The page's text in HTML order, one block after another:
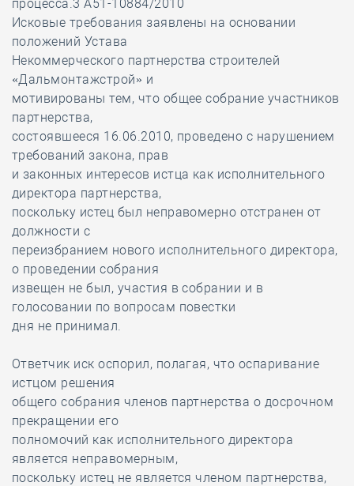
процесса.3 А51-10884/2010
Исковые требования заявлены на основании
положений Устава
Некоммерческого партнерства строителей
«Дальмонтажстрой» и
мотивированы тем, что общее собрание участников
партнерства,
состоявшееся 16.06.2010, проведено с нарушением
требований закона, прав
и законных интересов истца как исполнительного
директора партнерства,
поскольку истец был неправомерно отстранен от
должности с
переизбранием нового исполнительного директора,
о проведении собрания
извещен не был, участия в собрании и в
голосовании по вопросам повестки
дня не принимал.
Ответчик иск оспорил, полагая, что оспаривание
истцом решения
общего собрания членов партнерства о досрочном
прекращении его
полномочий как исполнительного директора
является неправомерным,
поскольку истец не является членом партнерства,